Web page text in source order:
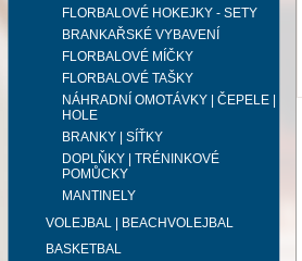
FLORBALOVÉ HOKEJKY - SETY
BRANKAŘSKÉ VYBAVENÍ
FLORBALOVÉ MÍČKY
FLORBALOVÉ TAŠKY
NÁHRADNÍ OMOTÁVKY | ČEPELE |
HOLE
BRANKY | SÍŤKY
DOPLŇKY | TRÉNINKOVÉ
POMŮCKY
MANTINELY
VOLEJBAL | BEACHVOLEJBAL
BASKETBAL